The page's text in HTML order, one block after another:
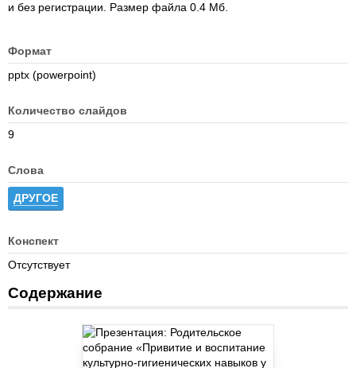
и без регистрации. Размер файла 0.4 Мб.
Формат
pptx (powerpoint)
Количество слайдов
9
Слова
ДРУГОЕ
Конспект
Отсутствует
Содержание